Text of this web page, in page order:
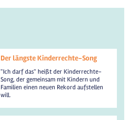
Der längste Kinderrechte-Song
"Ich darf das" heißt der Kinderrechte-
Song, der gemeinsam mit Kindern und
Familien einen neuen Rekord aufstellen
will.